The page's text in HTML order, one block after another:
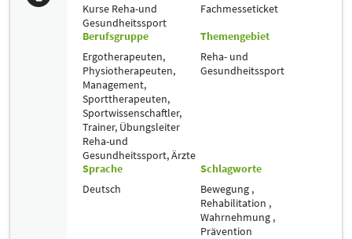
Kurse Reha-und
Gesundheitssport
Fachmesseticket
Berufsgruppe
Ergotherapeuten,
Physiotherapeuten,
Management,
Sporttherapeuten,
Sportwissenschaftler,
Trainer, Übungsleiter
Reha-und
Gesundheitssport,Ärzte
Themengebiet
Reha- und
Gesundheitssport
Sprache
Deutsch
Schlagworte
Bewegung ,
Rehabilitation ,
Wahrnehmung ,
Prävention